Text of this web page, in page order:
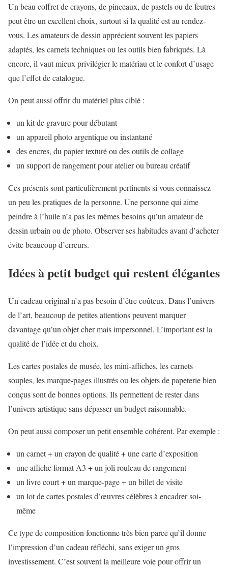
Un beau coffret de crayons, de pinceaux, de pastels ou de feutres
peut être un excellent choix, surtout si la qualité est au rendez-
vous. Les amateurs de dessin apprécient souvent les papiers
adaptés, les carnets techniques ou les outils bien fabriqués. Là
encore, il vaut mieux privilégier le matériau et le confort d’usage
que l’effet de catalogue.
On peut aussi offrir du matériel plus ciblé :
un kit de gravure pour débutant
un appareil photo argentique ou instantané
des encres, du papier texturé ou des outils de collage
un support de rangement pour atelier ou bureau créatif
Ces présents sont particulièrement pertinents si vous connaissez
un peu les pratiques de la personne. Une personne qui aime
peindre à l’huile n’a pas les mêmes besoins qu’un amateur de
dessin urbain ou de photo. Observer ses habitudes avant d’acheter
évite beaucoup d’erreurs.
Idées à petit budget qui restent élégantes
Un cadeau original n’a pas besoin d’être coûteux. Dans l’univers
de l’art, beaucoup de petites attentions peuvent marquer
davantage qu’un objet cher mais impersonnel. L’important est la
qualité de l’idée et du choix.
Les cartes postales de musée, les mini-affiches, les carnets
souples, les marque-pages illustrés ou les objets de papeterie bien
conçus sont de bonnes options. Ils permettent de rester dans
l’univers artistique sans dépasser un budget raisonnable.
On peut aussi composer un petit ensemble cohérent. Par exemple :
un carnet + un crayon de qualité + une carte d’exposition
une affiche format A3 + un joli rouleau de rangement
un livre court + un marque-page + un billet de visite
un lot de cartes postales d’œuvres célèbres à encadrer soi-
même
Ce type de composition fonctionne très bien parce qu’il donne
l’impression d’un cadeau réfléchi, sans exiger un gros
investissement. C’est souvent la meilleure voie pour offrir un